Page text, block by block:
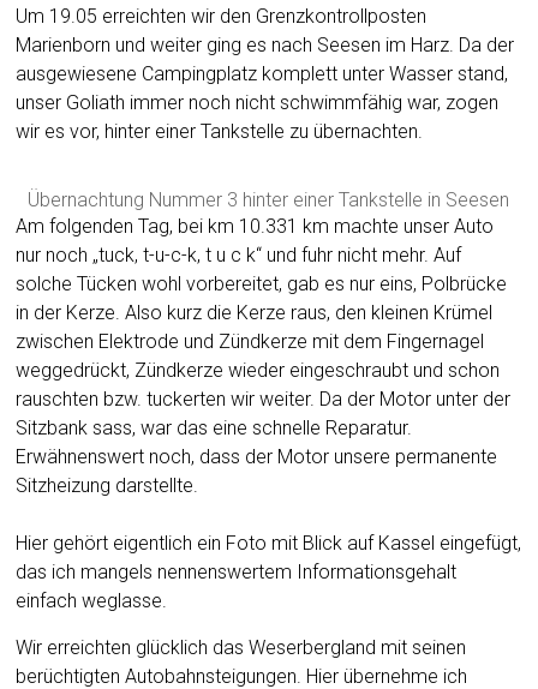
Um 19.05 erreichten wir den Grenzkontrollposten
Marienborn und weiter ging es nach Seesen im Harz. Da der
ausgewiesene Campingplatz komplett unter Wasser stand,
unser Goliath immer noch nicht schwimmfähig war, zogen
wir es vor, hinter einer Tankstelle zu übernachten.
Übernachtung Nummer 3 hinter einer Tankstelle in Seesen
Am folgenden Tag, bei km 10.331 km machte unser Auto
nur noch „tuck, t-u-c-k, t u c k“ und fuhr nicht mehr. Auf
solche Tücken wohl vorbereitet, gab es nur eins, Polbrücke
in der Kerze. Also kurz die Kerze raus, den kleinen Krümel
zwischen Elektrode und Zündkerze mit dem Fingernagel
weggedrückt, Zündkerze wieder eingeschraubt und schon
rauschten bzw. tuckerten wir weiter. Da der Motor unter der
Sitzbank sass, war das eine schnelle Reparatur.
Erwähnenswert noch, dass der Motor unsere permanente
Sitzheizung darstellte.
Hier gehört eigentlich ein Foto mit Blick auf Kassel eingefügt,
das ich mangels nennenswertem Informationsgehalt
einfach weglasse.
Wir erreichten glücklich das Weserbergland mit seinen
berüchtigten Autobahnsteigungen. Hier übernehme ich